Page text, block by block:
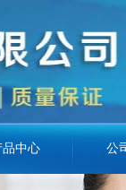
品中心 公